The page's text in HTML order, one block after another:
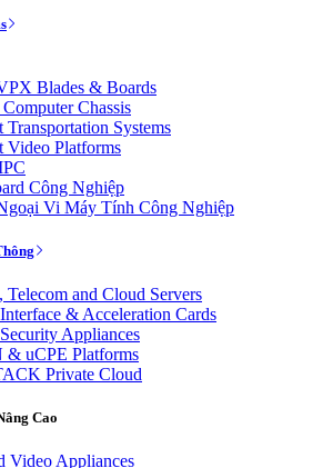
Blades & Boards
Chassis
Transportation Systems
Video Platforms
Công Nghiệp
Vi Máy Tính Công Nghiệp
Telecom and Cloud Servers
& Acceleration Cards
Appliances
& uCPE Platforms
Private Cloud
Cao
Video Appliances